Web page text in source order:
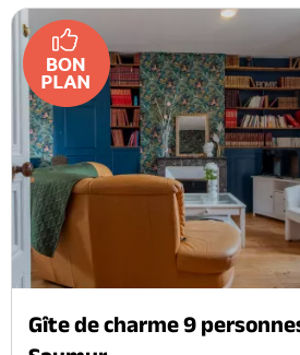
Gîte de charme 9